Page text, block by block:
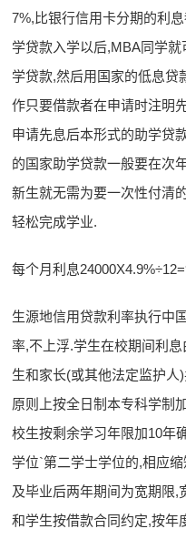
7%,比银行信用卡分期的利
学贷款入学以后,MBA同学
学贷款,然后用国家的低息贷
作只要借款者在申请时注明
申请先息后本形式的助学贷
的国家助学贷款一般要在次
新生就无需为要一次性付清
轻松完成学业.
每个月利息
生源地信用贷款利率执行中
率,不上浮.学生在校期间利
生和家长(或其他法定监护
原则上按全日制本专科学制
校生按剩余学习年限加10年
学位`第二学士学位的,相应
及毕业后两年期间为宽期限,
和学生按借款合同约定,按年